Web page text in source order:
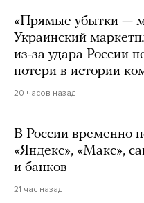
«Прямые убытки —
Украинский
из-за удара России
потери в истории
20 часов назад
В России временно
«Яндекс», «Макс»,
и банков
21 час назад